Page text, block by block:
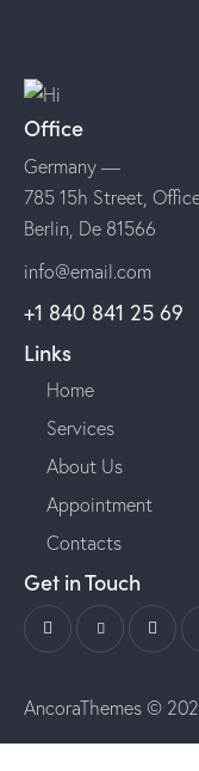
Office
Germany —
785 15h Street,
Berlin, De 81566
info@email.com
+1 840 841 25 69
Links
Home
Services
About Us
Appointment
Contacts
Get in Touch
AncoraThemes ©